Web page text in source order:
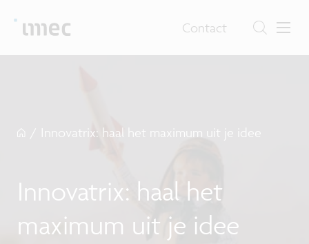
Contact
/ Innovatrix: haal het maximum uit je idee
Innovatrix: haal het
maximum uit je idee